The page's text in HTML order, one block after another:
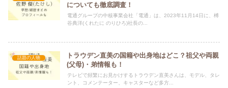
についても徹底調査！
電通グループの中核事業会社「電通」は、2023年11月14日に、榑
谷典洋(くれたに のりひろ)社長の...
話題の人物
トラウデン直美の国籍や出身地はどこ？祖父や両親
(父母)・弟情報も！
テレビで頻繁にお見かけするトラウデン直美さんは、モデル、タレ
ント、コメンテーター、キャスターなど多方...